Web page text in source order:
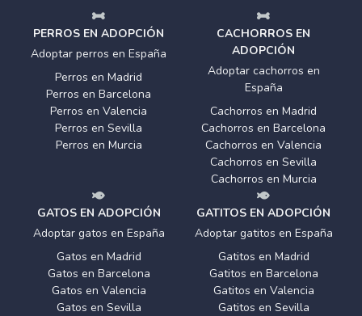
PERROS EN ADOPCIÓN
Adoptar perros en España
Perros en Madrid
Perros en Barcelona
Perros en Valencia
Perros en Sevilla
Perros en Murcia
CACHORROS EN
ADOPCIÓN
Adoptar cachorros en
España
Cachorros en Madrid
Cachorros en Barcelona
Cachorros en Valencia
Cachorros en Sevilla
Cachorros en Murcia
GATOS EN ADOPCIÓN
Adoptar gatos en España
Gatos en Madrid
Gatos en Barcelona
Gatos en Valencia
Gatos en Sevilla
GATITOS EN ADOPCIÓN
Adoptar gatitos en España
Gatitos en Madrid
Gatitos en Barcelona
Gatitos en Valencia
Gatitos en Sevilla